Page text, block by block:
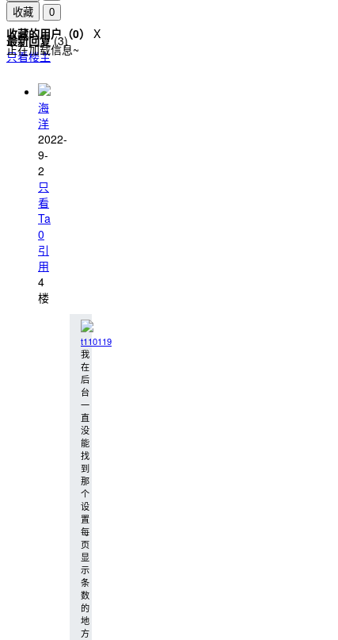
收藏
0
收藏的用户（0）
X
正在加载信息~
最新回复(3)
只看楼主
海
洋
2022-
9-
2
只
看
Ta
0
引
用
4
楼
t110119
我
在
后
台
一
直
没
能
找
到
那
个
设
置
每
页
显
示
条
数
的
地
方